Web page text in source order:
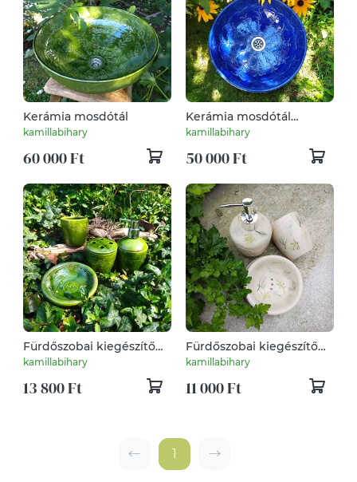
Kerámia mosdótál
kamillabihary
60 000 Ft
Kerámia mosdótál
tulipán mintával
kamillabihary
50 000 Ft
Fürdőszobai kiegészítő
szett fekvő tulipános
kamillabihary
13 800 Ft
Fürdőszobai kiegészítő
szett
kamillabihary
11 000 Ft
1